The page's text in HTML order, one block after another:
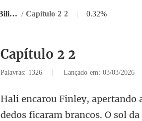
Uma Noite Com Meu Chefe Bilionário / Capítulo 2 2 | 0.32%
Capítulo 2 2
Palavras: 1326 | Lançado em: 03/03/2026
dedos ficaram brancos. O sol